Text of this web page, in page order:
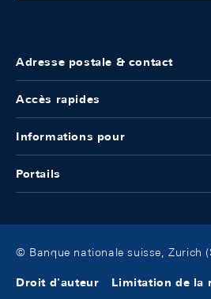
Adresse postale & contact
Accès rapides
Informations pour
Portails
© Banque nationale suisse, Zurich
Droit d'auteur Limitation de la